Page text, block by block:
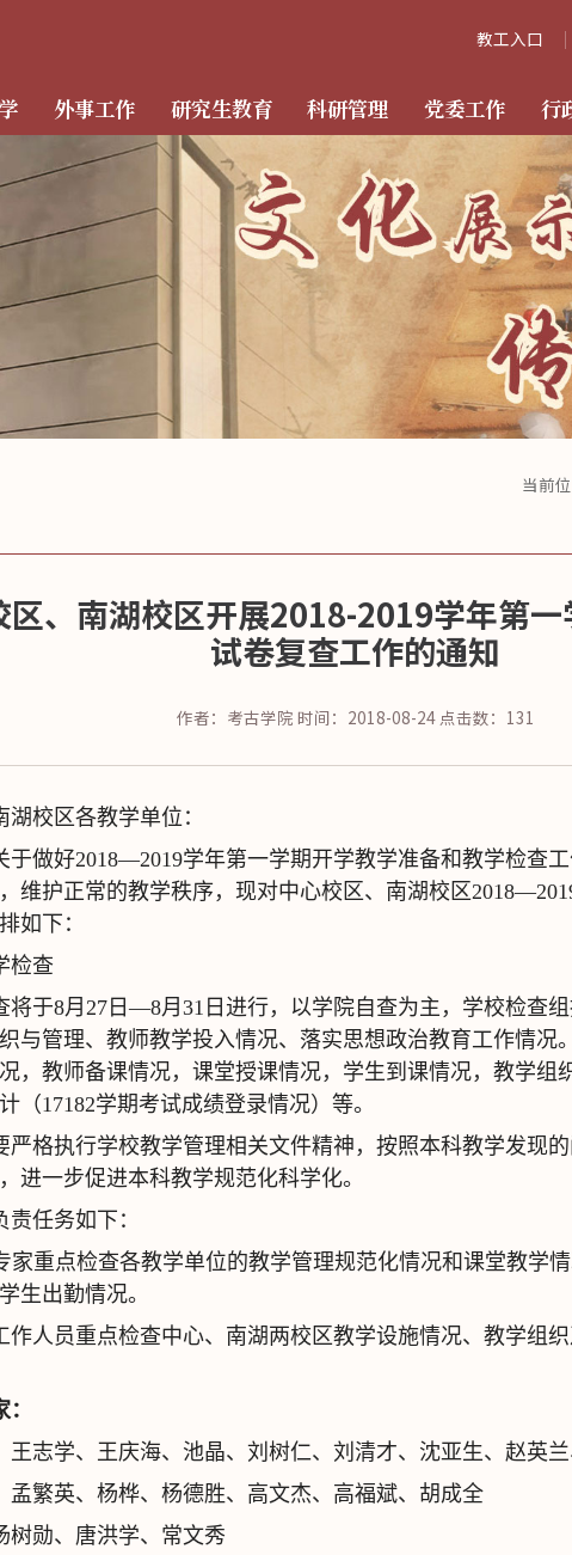
教工入口
外事工作 研究生教育 科研管理 党委工作 行
当前
区、南湖校区开展2018-2019学年第
试卷复查工作的通知
作者：考古学院 时间：2018-08-24 点击数： 131
湖校区各教学单位：
于做好2018—2019学年第一学期开学教学准备和教学检查
维护正常的教学秩序，现对中心校区、南湖校区
如下：
检查
将于8月27日—8月31日进行，以学院自查为主，学校检查
与管理、教师教学投入情况、落实思想政治教育工作情况
，教师备课情况，课堂授课情况，学生到课情况，教学组
（17182学期考试成绩登录情况）等。
严格执行学校教学管理相关文件精神，按照本科教学发现
进一步促进本科教学规范化科学化。
任务如下：
家重点检查各教学单位的教学管理规范化情况和课堂教学
生出勤情况。
作人员重点检查中心、南湖两校区教学设施情况、教学组
王志学、王庆海、池晶、刘树仁、刘清才、沈亚生、 赵英
孟繁英、杨桦、杨德胜、高文杰、高福斌、胡成全
树勋、唐洪学、常文秀